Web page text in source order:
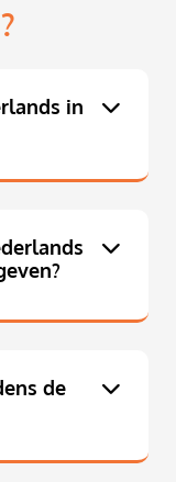
in
de